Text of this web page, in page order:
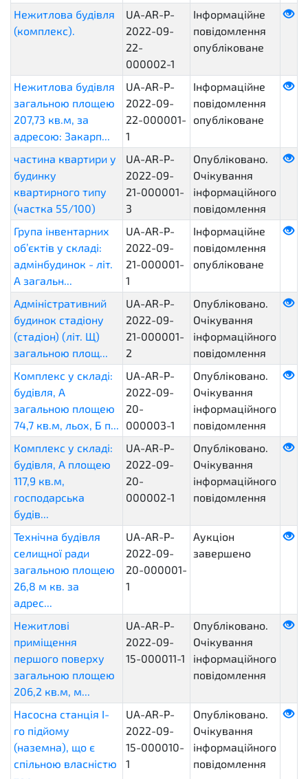
Нежитлова будівля
(комплекс).
UA-AR-P-
2022-09-
22-
000002-1
Інформаційне
повідомлення
опубліковане
Нежитлова будівля
загальною площею
207,73 кв.м, за
адресою: Закарп...
UA-AR-P-
2022-09-
22-000001-
1
Інформаційне
повідомлення
опубліковане
частина квартири у
будинку
квартирного типу
(частка 55/100)
UA-AR-P-
2022-09-
21-000001-
3
Опубліковано.
Очікування
інформаційного
повідомлення
Група інвентарних
об’єктів у складі:
адмінбудинок - літ.
А загальн...
UA-AR-P-
2022-09-
21-000001-
1
Інформаційне
повідомлення
опубліковане
Адміністративний
будинок стадіону
(стадіон) (літ. Щ)
загальною площ...
UA-AR-P-
2022-09-
21-000001-
2
Опубліковано.
Очікування
інформаційного
повідомлення
Комплекс у складі:
будівля, А
загальною площею
74,7 кв.м, льох, Б п...
UA-AR-P-
2022-09-
20-
000003-1
Опубліковано.
Очікування
інформаційного
повідомлення
Комплекс у складі:
будівля, А площею
117,9 кв.м,
господарська
будів...
UA-AR-P-
2022-09-
20-
000002-1
Опубліковано.
Очікування
інформаційного
повідомлення
Технічна будівля
селищної ради
загальною площею
26,8 м кв. за
адрес...
UA-AR-P-
2022-09-
20-000001-
1
Аукціон
завершено
Нежитлові
приміщення
першого поверху
загальною площею
206,2 кв.м, м...
UA-AR-P-
2022-09-
15-000011-1
Опубліковано.
Очікування
інформаційного
повідомлення
Насосна станція І-
го підйому
(наземна), що є
спільною власністю
UA-AR-P-
2022-09-
15-000010-
1
Опубліковано.
Очікування
інформаційного
повідомлення